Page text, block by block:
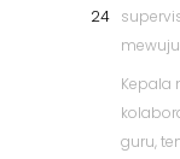
24
Kepala
guru,